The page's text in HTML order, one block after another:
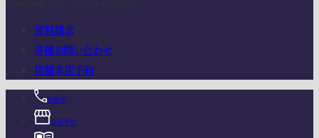
資料請求
各種お問い合わせ
店舗来店予約
お電話
来店予約